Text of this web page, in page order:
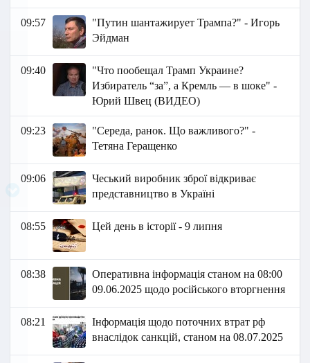
09:57
"Путин шантажирует Трампа?" - Игорь
Эйдман
09:40
"Что пообещал Трамп Украине?
Избиратель “за”, а Кремль — в шоке" -
Юрий Швец (ВИДЕО)
09:23
"Середа, ранок. Що важливого?" -
Тетяна Геращенко
09:06
Чеський виробник зброї відкриває
представництво в Україні
08:55 Цей день в історії - 9 липня
08:38
Оперативна інформація станом на 08:00
09.06.2025 щодо російського вторгнення
08:21
Інформація щодо поточних втрат рф
внаслідок санкцій, станом на 08.07.2025